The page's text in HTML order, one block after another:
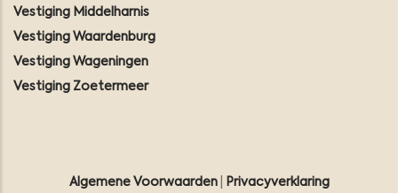
Vestiging Middelharnis
Vestiging Waardenburg
Vestiging Wageningen
Vestiging Zoetermeer
Algemene Voorwaarden| Privacyverklaring